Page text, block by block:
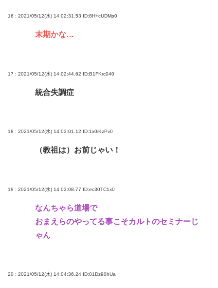
16 : 2021/05/12(水) 14:02:31.53 ID:8H+cUDMp0
末期かな…
17 : 2021/05/12(水) 14:02:44.62 ID:B1FKrc040
統合失調症
18 : 2021/05/12(水) 14:03:01.12 ID:1x0iKzPv0
（教祖は）お前じゃい！
19 : 2021/05/12(水) 14:03:08.77 ID:ec30TC1x0
なんちゃら道場で
おまえらのやってる事こそカルトのセミナーじ
ゃん
20 : 2021/05/12(水) 14:04:36.24 ID:01Dz90hUa